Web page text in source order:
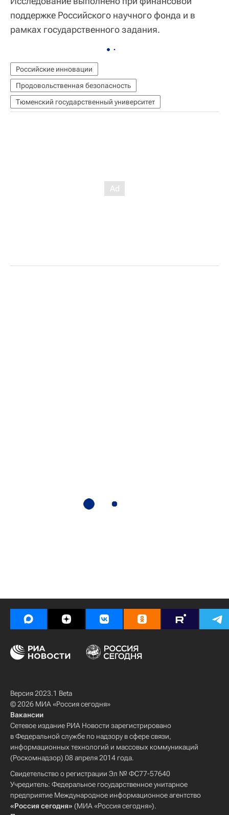
поддержке Российского научного фонда и в
рамках государственного задания.
Российские инновации
Продовольственная безопасность
Тюменский государственный университет
Версия 2023.1 Beta
© 2026 МИА «Россия сегодня»
Вакансии
Сетевое издание РИА Новости зарегистрировано
в Федеральной службе по надзору в сфере связи,
информационных технологий и массовых коммуникаций
(Роскомнадзор) 08 апреля 2014 года.
Свидетельство о регистрации Эл № ФС77-57640
Учредитель: Федеральное государственное унитарное
предприятие Международное информационное агентство
«Россия сегодня» (МИА «Россия сегодня»).